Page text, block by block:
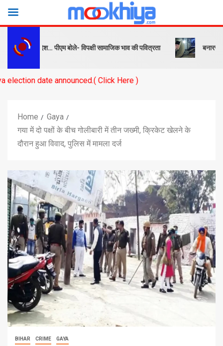
और संदेश… पीएम बोले- विपक्षी सामाजिक भाव की पवित्रता बनारस स्टेशन के
announced.( Click Here )
Home
Gaya
गया में दो पक्षों के बीच गोलीबारी में तीन जख्मी, क्रिकेट खेलने के
दौरान हुआ विवाद, पुलिस में मामला दर्ज
BIHAR CRIME GAYA